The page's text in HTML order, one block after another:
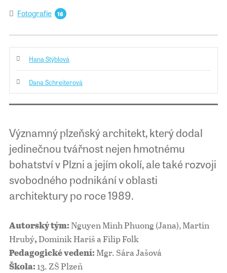
Fotografie 16
Hana Stýblová
Dana Schreiterová
Významný plzeňský architekt, který dodal
jedinečnou tvářnost nejen hmotnému
bohatství v Plzni a jejím okolí, ale také rozvoji
svobodného podnikání v oblasti
architektury po roce 1989.
Autorský tým: Nguyen Minh Phuong (Jana), Martin
Hrubý,Dominik Hariš a Filip Folk
Pedagogické vedení: Mgr. Sára Jašová
Škola: 13. ZŠ Plzeň